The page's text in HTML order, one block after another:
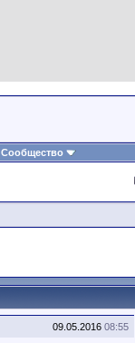
Сообщество
09.05.2016 08:55